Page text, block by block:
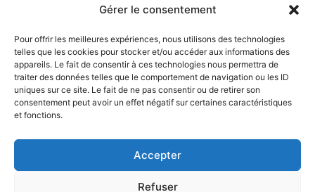
Gérer le consentement
Pour offrir les meilleures expériences, nous utilisons des technologies
telles que les cookies pour stocker et/ou accéder aux informations des
appareils. Le fait de consentir à ces technologies nous permettra de
traiter des données telles que le comportement de navigation ou les ID
uniques sur ce site. Le fait de ne pas consentir ou de retirer son
consentement peut avoir un effet négatif sur certaines caractéristiques
et fonctions.
Accepter
Refuser
© Gouvernement du Québec, 2026
Plan du site
Accessibilité
Accès à l'information
Déclaration de services